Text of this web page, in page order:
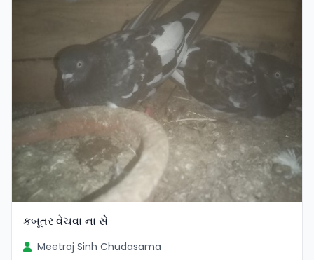
કબૂતર વેચવા ના સે
Meetraj Sinh Chudasama